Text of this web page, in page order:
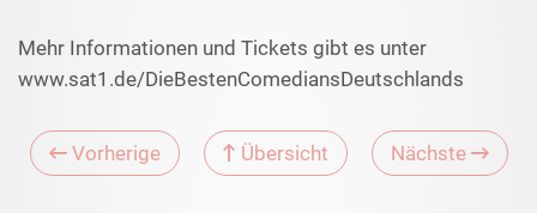
Mehr Informationen und Tickets gibt es unter
www.sat1.de/DieBestenComediansDeutschlands
Vorherige Übersicht Nächste